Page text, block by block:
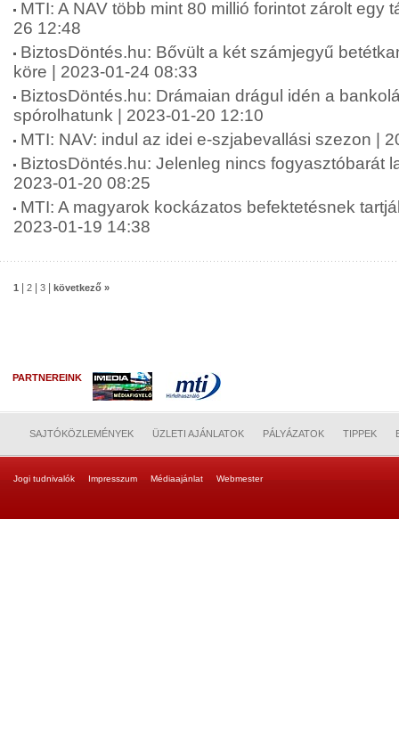
MTI: A NAV több mint 80 millió forintot zárolt egy
26 12:48
BiztosDöntés.hu: Bővült a két számjegyű
köre | 2023-01-24 08:33
BiztosDöntés.hu: Drámaian drágul idén a
spórolhatunk | 2023-01-20 12:10
MTI: NAV: indul az idei e-szjabevallási szezon |
BiztosDöntés.hu: Jelenleg nincs fogyasztóbarát
2023-01-20 08:25
MTI: A magyarok kockázatos befektetésnek
2023-01-19 14:38
1 2 3 következő »
PARTNEREINK
SAJTÓKÖZLEMÉNYEK ÜZLETI AJÁNLATOK PÁLYÁZATOK TIPPEK
Jogi tudnivalók Impresszum Médiaajánlat Webmester